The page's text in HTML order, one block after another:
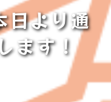
日より通
ます！